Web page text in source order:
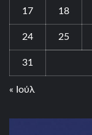
17 18
24 25
31
« Ιούλ